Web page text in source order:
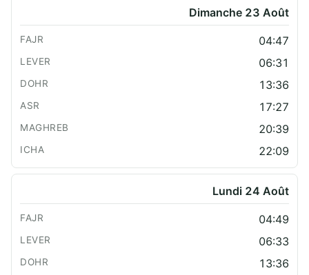
Dimanche 23 Août
04:47
06:31
13:36
17:27
20:39
22:09
Lundi 24 Août
04:49
06:33
13:36